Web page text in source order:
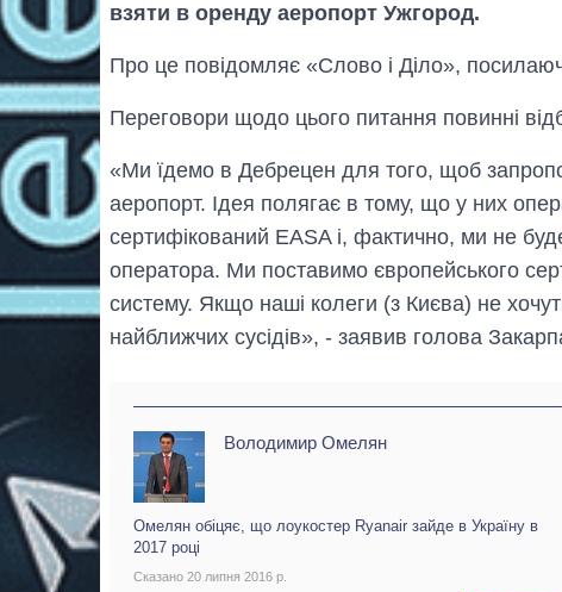
взяти в оренду аеропорт Ужгород.
Про це повідомляє «Слово і Діло»,
Переговори щодо цього питання повинні
«Ми їдемо в Дебрецен для того, щоб
аеропорт. Ідея полягає в тому, що у них
сертифікований EASA і, фактично, ми не
оператора. Ми поставимо європейського
систему. Якщо наші колеги (з Києва) не
найближчих сусідів», - заявив голова
Володимир Омелян
Омелян обіцяє, що лоукостер Ryanair зайде в Україну в
2017 році
Сказано 20 липня 2016 р.